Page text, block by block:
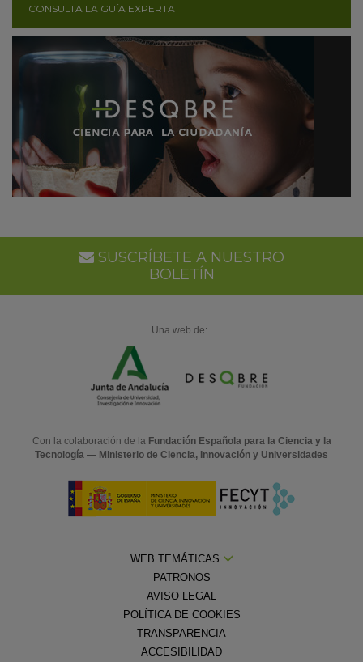
CONSULTA LA GUÍA EXPERTA
SUSCRÍBETE A NUESTRO
BOLETÍN
Una web de:
Con la colaboración de la Fundación Española para la Ciencia y la
Tecnología — Ministerio de Ciencia, Innovación y Universidades
WEB TEMÁTICAS
PATRONOS
AVISO LEGAL
POLÍTICA DE COOKIES
TRANSPARENCIA
ACCESIBILIDAD